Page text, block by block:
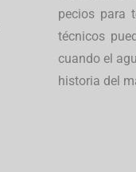
pecios para
técnicos
cuando el
historia del